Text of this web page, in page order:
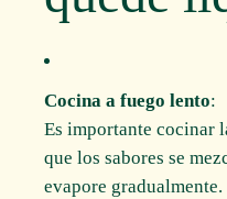
Cocina a fuego lento:
Es importante cocinar
que los sabores se
evapore gradualmente.